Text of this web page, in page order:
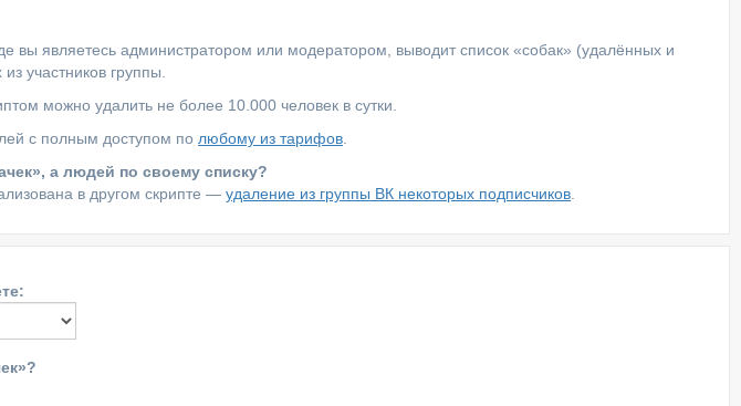
вы являетесь администратором или модератором, выводит список «собак» (удалённых и
участников группы.
можно удалить не более 10.000 человек в сутки.
с полным доступом по любому из тарифов
а людей по своему списку?
в другом скрипте — удаление из группы ВК некоторых подписчиков